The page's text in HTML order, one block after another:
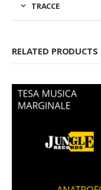
TRACCE
RELATED PRODUCTS